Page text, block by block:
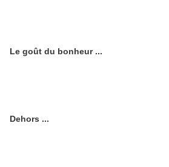
Le goût du bonheur ...
Dehors ...